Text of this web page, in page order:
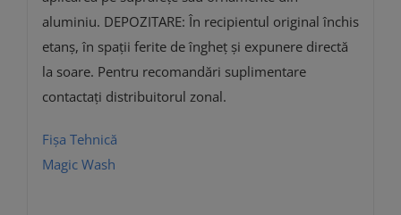
aluminiu. DEPOZITARE: În recipientul original închis
etanș, în spații ferite de îngheţ și expunere directă
la soare. Pentru recomandări suplimentare
contactați distribuitorul zonal.
Fișa Tehnică
Magic Wash